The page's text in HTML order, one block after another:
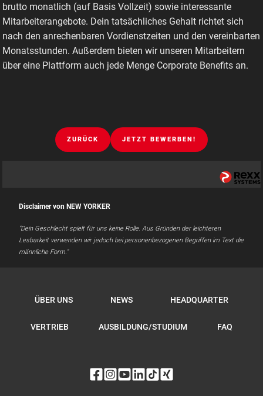
brutto monatlich (auf Basis Vollzeit) sowie interessante
Mitarbeiterangebote. Dein tatsächliches Gehalt richtet sich
nach den anrechenbaren Vordienstzeiten und den vereinbarten
Monatsstunden. Außerdem bieten wir unseren Mitarbeitern
über eine Plattform auch jede Menge Corporate Benefits an.
ZURÜCK JETZT BEWERBEN!
Disclaimer von NEW YORKER
"Dein Geschlecht spielt für uns keine Rolle. Aus Gründen der leichteren
Lesbarkeit verwenden wir jedoch bei personenbezogenen Begriffen im Text die
männliche Form."
ÜBER UNS NEWS HEADQUARTER
VERTRIEB AUSBILDUNG/STUDIUM FAQ